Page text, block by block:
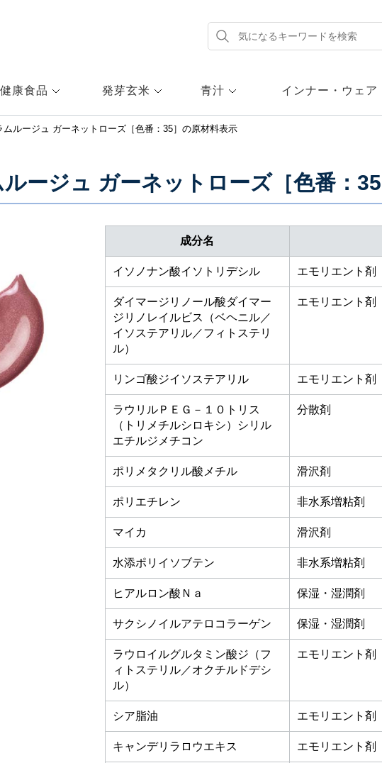
健康食品 発芽玄米 青汁 インナー・ウェア
ムルージュ ガーネットローズ［色番：35］ の原材料表示
ージュ ガーネットローズ［色番：35
成分名
イソノナン酸イソトリデシル エモリエント剤
ダイマージリノール酸ダイマー
ジリノレイルビス（ベヘニル／
イソステアリル／フィトステリ
ル）
エモリエント剤
リンゴ酸ジイソステアリル エモリエント剤
ラウリルＰＥＧ－１０トリス
（トリメチルシロキシ）シリル
エチルジメチコン
分散剤
ポリメタクリル酸メチル 滑沢剤
ポリエチレン 非水系増粘剤
マイカ 滑沢剤
水添ポリイソブテン 非水系増粘剤
ヒアルロン酸Ｎａ 保湿・湿潤剤
サクシノイルアテロコラーゲン 保湿・湿潤剤
ラウロイルグルタミン酸ジ（フ
ィトステリル／オクチルドデシ
ル）
エモリエント剤
シア脂油 エモリエント剤
キャンデリラロウエキス エモリエント剤